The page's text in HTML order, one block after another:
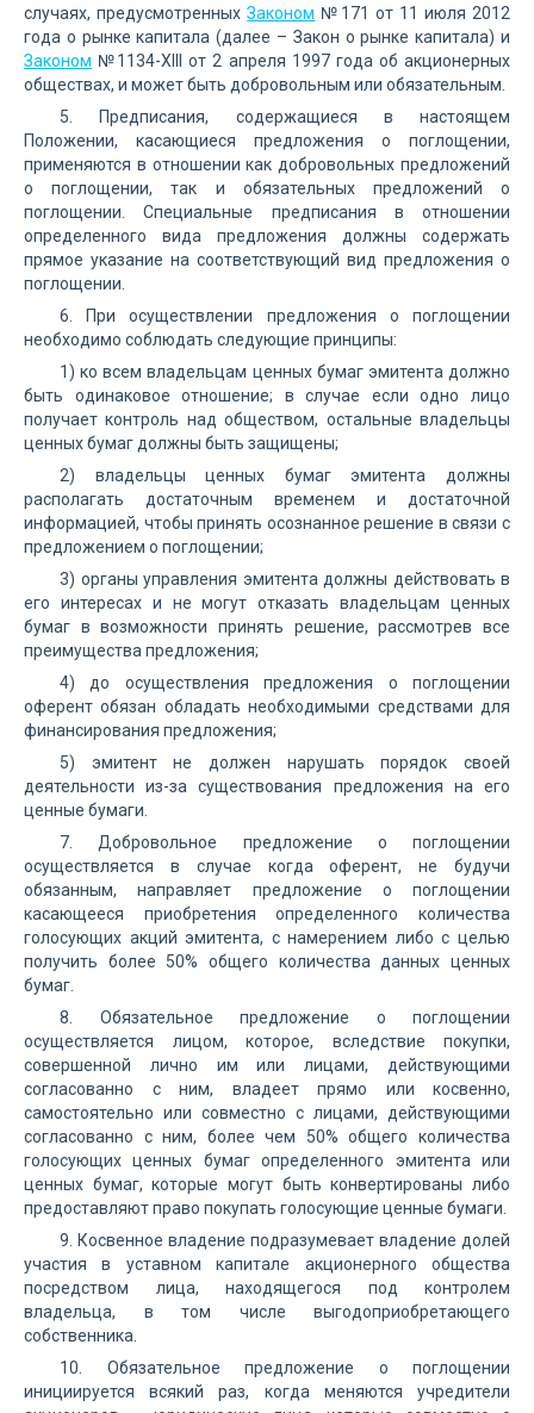
случаях, предусмотренныхЗаконом №171 от 11 июля 2012
года о рынке капитала (далее – Закон о рынке капитала) и
Законом №1134-XIII от 2 апреля 1997 года об акционерных
обществах, и может быть добровольным или обязательным.
5. Предписания, содержащиеся в настоящем
Положении, касающиеся предложения о поглощении,
применяются в отношении как добровольных предложений
о поглощении, так и обязательных предложений о
поглощении. Специальные предписания в отношении
определенного вида предложения должны содержать
прямое указание на соответствующий вид предложения о
поглощении.
6. При осуществлении предложения о поглощении
необходимо соблюдать следующие принципы:
1) ко всем владельцам ценных бумаг эмитента должно
быть одинаковое отношение; в случае если одно лицо
получает контроль над обществом, остальные владельцы
ценных бумаг должны быть защищены;
2) владельцы ценных бумаг эмитента должны
располагать достаточным временем и достаточной
информацией, чтобы принять осознанное решение в связи с
предложением о поглощении;
3) органы управления эмитента должны действовать в
его интересах и не могут отказать владельцам ценных
бумаг в возможности принять решение, рассмотрев все
преимущества предложения;
4) до осуществления предложения о поглощении
оферент обязан обладать необходимыми средствами для
финансирования предложения;
5) эмитент не должен нарушать порядок своей
деятельности из-за существования предложения на его
ценные бумаги.
7. Добровольное предложение о поглощении
осуществляется в случае когда оферент, не будучи
обязанным, направляет предложение о поглощении
касающееся приобретения определенного количества
голосующих акций эмитента, с намерением либо с целью
получить более 50% общего количества данных ценных
бумаг.
8. Обязательное предложение о поглощении
осуществляется лицом, которое, вследствие покупки,
совершенной лично им или лицами, действующими
согласованно с ним, владеет прямо или косвенно,
самостоятельно или совместно с лицами, действующими
согласованно с ним, более чем 50% общего количества
голосующих ценных бумаг определенного эмитента или
ценных бумаг, которые могут быть конвертированы либо
предоставляют право покупать голосующие ценные бумаги.
9. Косвенное владение подразумевает владение долей
участия в уставном капитале акционерного общества
посредством лица, находящегося под контролем
владельца, в том числе выгодоприобретающего
собственника.
10. Обязательное предложение о поглощении
инициируется всякий раз, когда меняются учредители